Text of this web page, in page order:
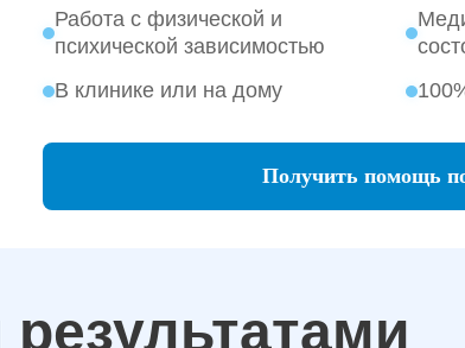
Работа с физической и
психической зависимостью
В клинике или на дому
Получить помощь